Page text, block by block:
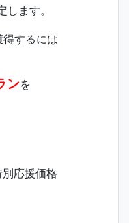
します。
するには
ンを
応援価格